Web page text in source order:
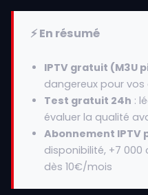
⚡ En résumé
IPTV gratuit (M3U
dangereux pour vos
Test gratuit 24h :
évaluer la qualité
Abonnement IPTV
disponibilité, +7
dès 10€/mois